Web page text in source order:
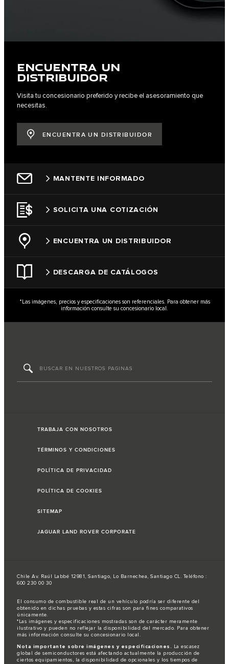
ENCUENTRA UN
DISTRIBUIDOR
Visita tu concesionario preferido y recibe el asesoramiento que
necesitas.
ENCUENTRA UN DISTRIBUIDOR
MANTENTE INFORMADO
SOLICITA UNA COTIZACIÓN
ENCUENTRA UN DISTRIBUIDOR
DESCARGA DE CATÁLOGOS
*Las imágenes, precios y especificaciones son referenciales. Para obtener más
información consulte su concesionario local.
TRABAJA CON NOSOTROS
TÉRMINOS Y CONDICIONES
POLÍTICA DE PRIVACIDAD
POLÍTICA DE COOKIES
SITEMAP
JAGUAR LAND ROVER CORPORATE
Chile Av. Raúl Labbé 12981, Santiago, Lo Barnechea, Santiago CL. Teléfono :
600 230 00 30
El consumo de combustible real de un vehículo podría ser diferente del
obtenido en dichas pruebas y estas cifras son para fines comparativos
únicamente.
*Las imágenes y especificaciones mostradas son de carácter meramente
ilustrativo y pueden no reflejar la disponibilidad del mercado. Para obtener
más información consulte su concesionario local.
Nota importante sobre imágenes y especificaciones. La escasez
global de semiconductores está afectando actualmente la producción de
ciertos equipamientos, la disponibilidad de opcionales y los tiempos de